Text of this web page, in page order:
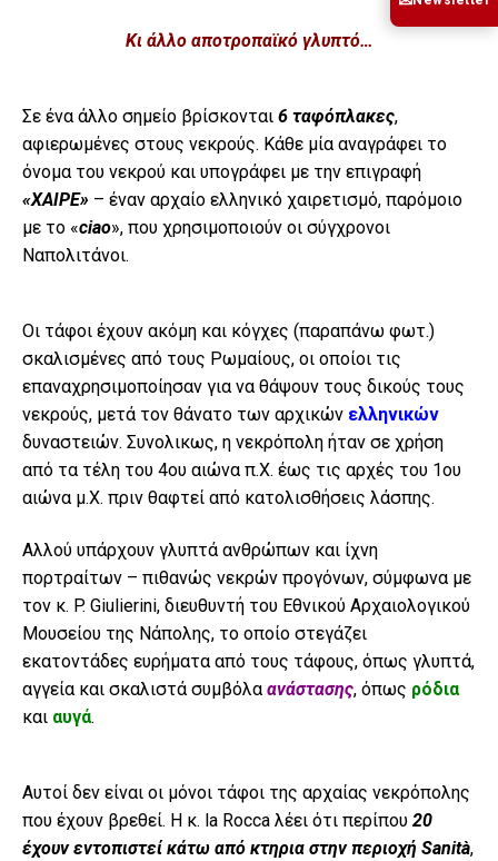
Κι άλλο αποτροπαϊκό γλυπτό…
Σε ένα άλλο σημείο βρίσκονται 6 ταφόπλακες,
αφιερωμένες στους νεκρούς. Κάθε μία αναγράφει το
όνομα του νεκρού και υπογράφει με την επιγραφή
«ΧΑΙΡΕ» – έναν αρχαίο ελληνικό χαιρετισμό, παρόμοιο
με το «ciao», που χρησιμοποιούν οι σύγχρονοι
Ναπολιτάνοι.
Οι τάφοι έχουν ακόμη και κόγχες (παραπάνω φωτ.)
σκαλισμένες από τους Ρωμαίους, οι οποίοι τις
επαναχρησιμοποίησαν για να θάψουν τους δικούς τους
νεκρούς, μετά τον θάνατο των αρχικών ελληνικών
δυναστειών. Συνολικως, η νεκρόπολη ήταν σε χρήση
από τα τέλη του 4ου αιώνα π.Χ. έως τις αρχές του 1ου
αιώνα μ.Χ. πριν θαφτεί από κατολισθήσεις λάσπης.
Αλλού υπάρχουν γλυπτά ανθρώπων και ίχνη
πορτραίτων – πιθανώς νεκρών προγόνων, σύμφωνα με
τον κ. P. Giulierini, διευθυντή του Εθνικού Αρχαιολογικού
Μουσείου της Νάπολης, το οποίο στεγάζει
εκατοντάδες ευρήματα από τους τάφους, όπως γλυπτά,
αγγεία και σκαλιστά συμβόλαανάστασης, όπως ρόδια
και αυγά.
Αυτοί δεν είναι οι μόνοι τάφοι της αρχαίας νεκρόπολης
που έχουν βρεθεί. Η κ. la Rocca λέει ότι περίπου 20
έχουν εντοπιστεί κάτω από κτηρια στην περιοχή Sanità,